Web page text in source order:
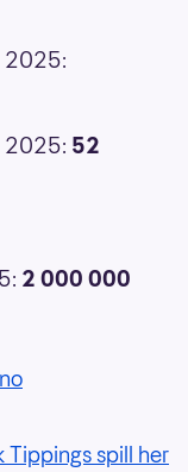
2025:
2025: 52
2 000 000
Tippings spill her